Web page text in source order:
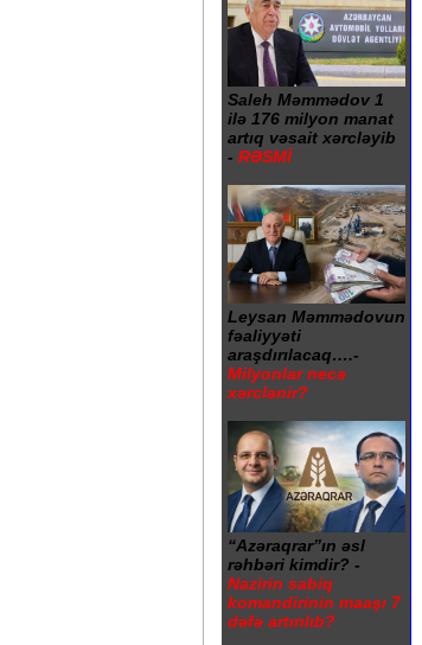
Saleh Məmmədov 1
ilə 176 milyon manat
artıq vəsait xərcləyib
- RƏSMİ
Leysan Məmmədovun
fəaliyyəti
araşdırılacaq….-
Milyonlar necə
xərclənir?
“Azəraqrar”ın əsl
rəhbəri kimdir? -
Nazirin sabiq
komandirinin maaşı 7
dəfə artırılıb?